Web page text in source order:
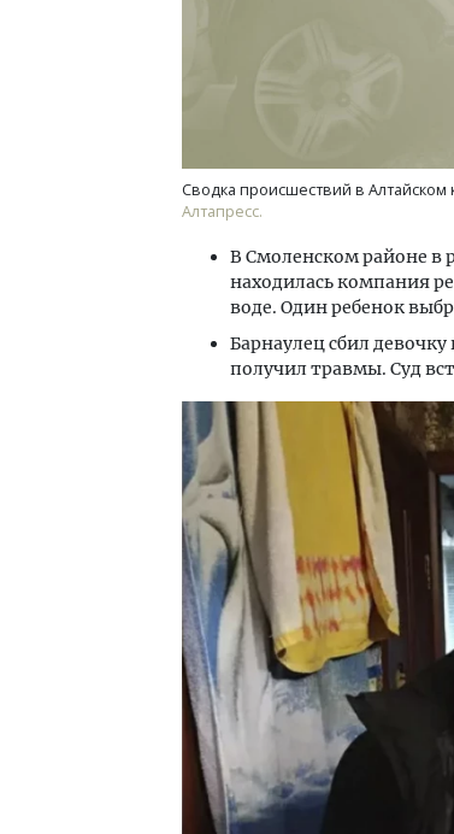
Сводка происшествий в Алтайском
Алтапресс.
В Смоленском районе в
находилась компания
воде. Один ребенок
Барнаулец сбил девочку
получил травмы. Суд